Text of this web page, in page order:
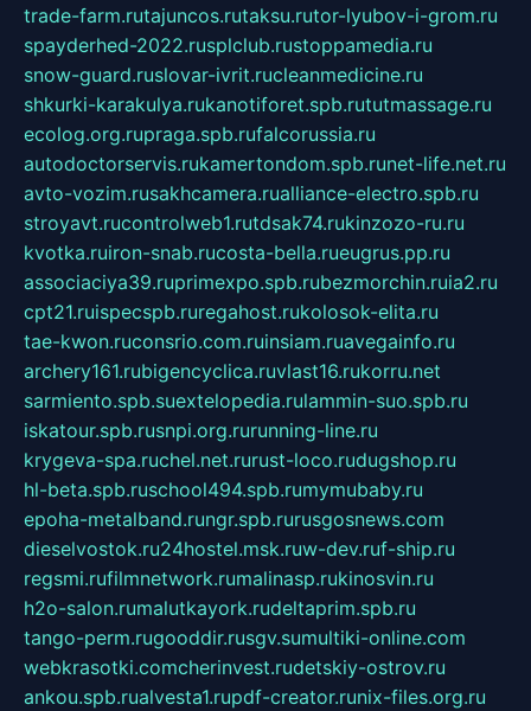
trade-farm.rutajuncos.rutaksu.rutor-lyubov-i-grom.ru
spayderhed-2022.rusplclub.rustoppamedia.ru
snow-guard.ruslovar-ivrit.rucleanmedicine.ru
shkurki-karakulya.rukanotiforet.spb.rututmassage.ru
ecolog.org.rupraga.spb.rufalcorussia.ru
autodoctorservis.rukamertondom.spb.runet-life.net.ru
avto-vozim.rusakhcamera.rualliance-electro.spb.ru
stroyavt.rucontrolweb1.rutdsak74.rukinzozo-ru.ru
kvotka.ruiron-snab.rucosta-bella.rueugrus.pp.ru
associaciya39.ruprimexpo.spb.rubezmorchin.ruia2.ru
cpt21.ruispecspb.ruregahost.rukolosok-elita.ru
tae-kwon.ruconsrio.com.ruinsiam.ruavegainfo.ru
archery161.rubigencyclica.ruvlast16.rukorru.net
sarmiento.spb.suextelopedia.rulammin-suo.spb.ru
iskatour.spb.rusnpi.org.rurunning-line.ru
krygeva-spa.ruchel.net.rurust-loco.rudugshop.ru
hl-beta.spb.ruschool494.spb.rumymubaby.ru
epoha-metalband.rungr.spb.rurusgosnews.com
dieselvostok.ru24hostel.msk.ruw-dev.ruf-ship.ru
regsmi.rufilmnetwork.rumalinasp.rukinosvin.ru
h2o-salon.rumalutkayork.rudeltaprim.spb.ru
tango-perm.rugooddir.rusgv.sumultiki-online.com
webkrasotki.comcherinvest.rudetskiy-ostrov.ru
ankou.spb.rualvesta1.rupdf-creator.runix-files.org.ru